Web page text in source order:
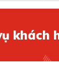
khách